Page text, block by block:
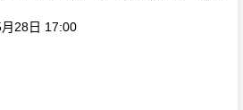
月28日 17:00